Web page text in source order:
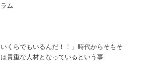
ム
くらでもいるんだ！！」時代からそもそ
貴重な人材となっているという事